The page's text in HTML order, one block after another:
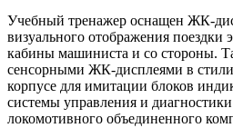
Учебный тренажер оснащен ЖК-
визуального отображения поездки
кабины машиниста и со стороны.
сенсорными ЖК-дисплеями в
корпусе для имитации блоков
системы управления и
локомотивного объединенного